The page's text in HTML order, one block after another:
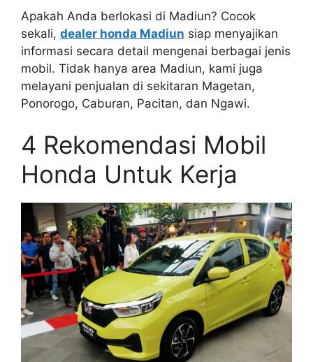
Apakah Anda berlokasi di Madiun? Cocok
sekali, dealer honda Madiun siap menyajikan
informasi secara detail mengenai berbagai jenis
mobil. Tidak hanya area Madiun, kami juga
melayani penjualan di sekitaran Magetan,
Ponorogo, Caburan, Pacitan, dan Ngawi.
4 Rekomendasi Mobil
Honda Untuk Kerja